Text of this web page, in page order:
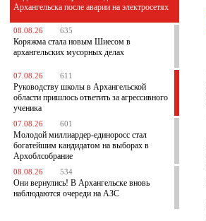
Архангельска после аварии на электросетях
08.08.26 635
Коряжма стала новым Шиесом в
архангельских мусорных делах
07.08.26 611
Руководству школы в Архангельской
области пришлось ответить за агрессивного
ученика
07.08.26 601
Молодой миллиардер-единоросс стал
богатейшим кандидатом на выборах в
Архоблсобрание
08.08.26 534
Они вернулись! В Архангельске вновь
наблюдаются очереди на АЗС